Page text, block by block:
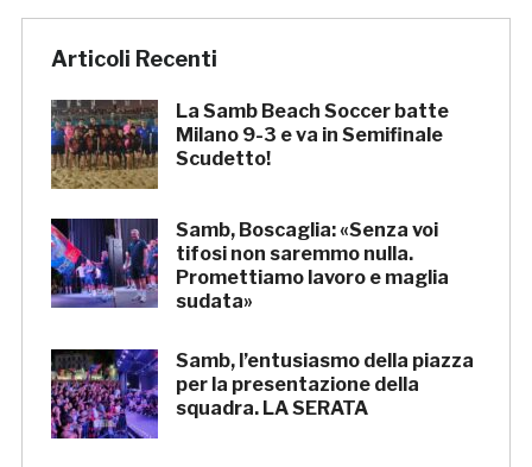
Articoli Recenti
La Samb Beach Soccer batte
Milano 9-3 e va in Semifinale
Scudetto!
Samb, Boscaglia: «Senza voi
tifosi non saremmo nulla.
Promettiamo lavoro e maglia
sudata»
Samb, l’entusiasmo della piazza
per la presentazione della
squadra. LA SERATA